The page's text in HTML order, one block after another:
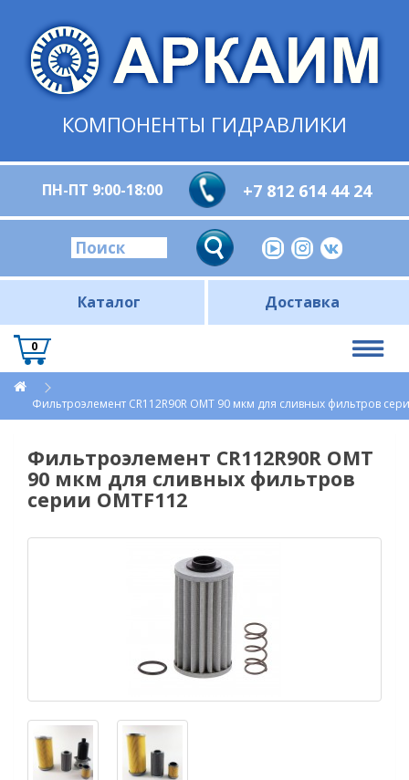
КОМПОНЕНТЫ ГИДРАВЛИКИ
ПН-ПТ 9:00-18:00 +7 812 614 44 24
Каталог Доставка
0
Фильтроэлемент CR112R90R OMT 90 мкм для сливных фильтров
Фильтроэлемент CR112R90R OMT
90 мкм для сливных фильтров
серии OMTF112